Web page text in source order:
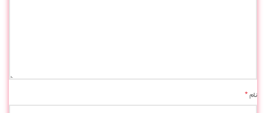
نام*